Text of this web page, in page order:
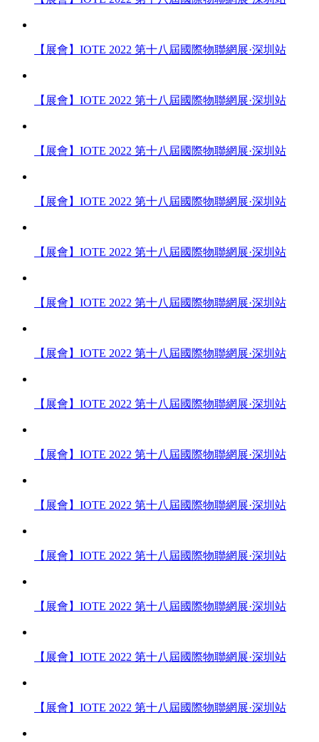
【展會】IOTE 2022 第十八屆國際物聯網展·深圳站
【展會】IOTE 2022 第十八屆國際物聯網展·深圳站
【展會】IOTE 2022 第十八屆國際物聯網展·深圳站
【展會】IOTE 2022 第十八屆國際物聯網展·深圳站
【展會】IOTE 2022 第十八屆國際物聯網展·深圳站
【展會】IOTE 2022 第十八屆國際物聯網展·深圳站
【展會】IOTE 2022 第十八屆國際物聯網展·深圳站
【展會】IOTE 2022 第十八屆國際物聯網展·深圳站
【展會】IOTE 2022 第十八屆國際物聯網展·深圳站
【展會】IOTE 2022 第十八屆國際物聯網展·深圳站
【展會】IOTE 2022 第十八屆國際物聯網展·深圳站
【展會】IOTE 2022 第十八屆國際物聯網展·深圳站
【展會】IOTE 2022 第十八屆國際物聯網展·深圳站
【展會】IOTE 2022 第十八屆國際物聯網展·深圳站